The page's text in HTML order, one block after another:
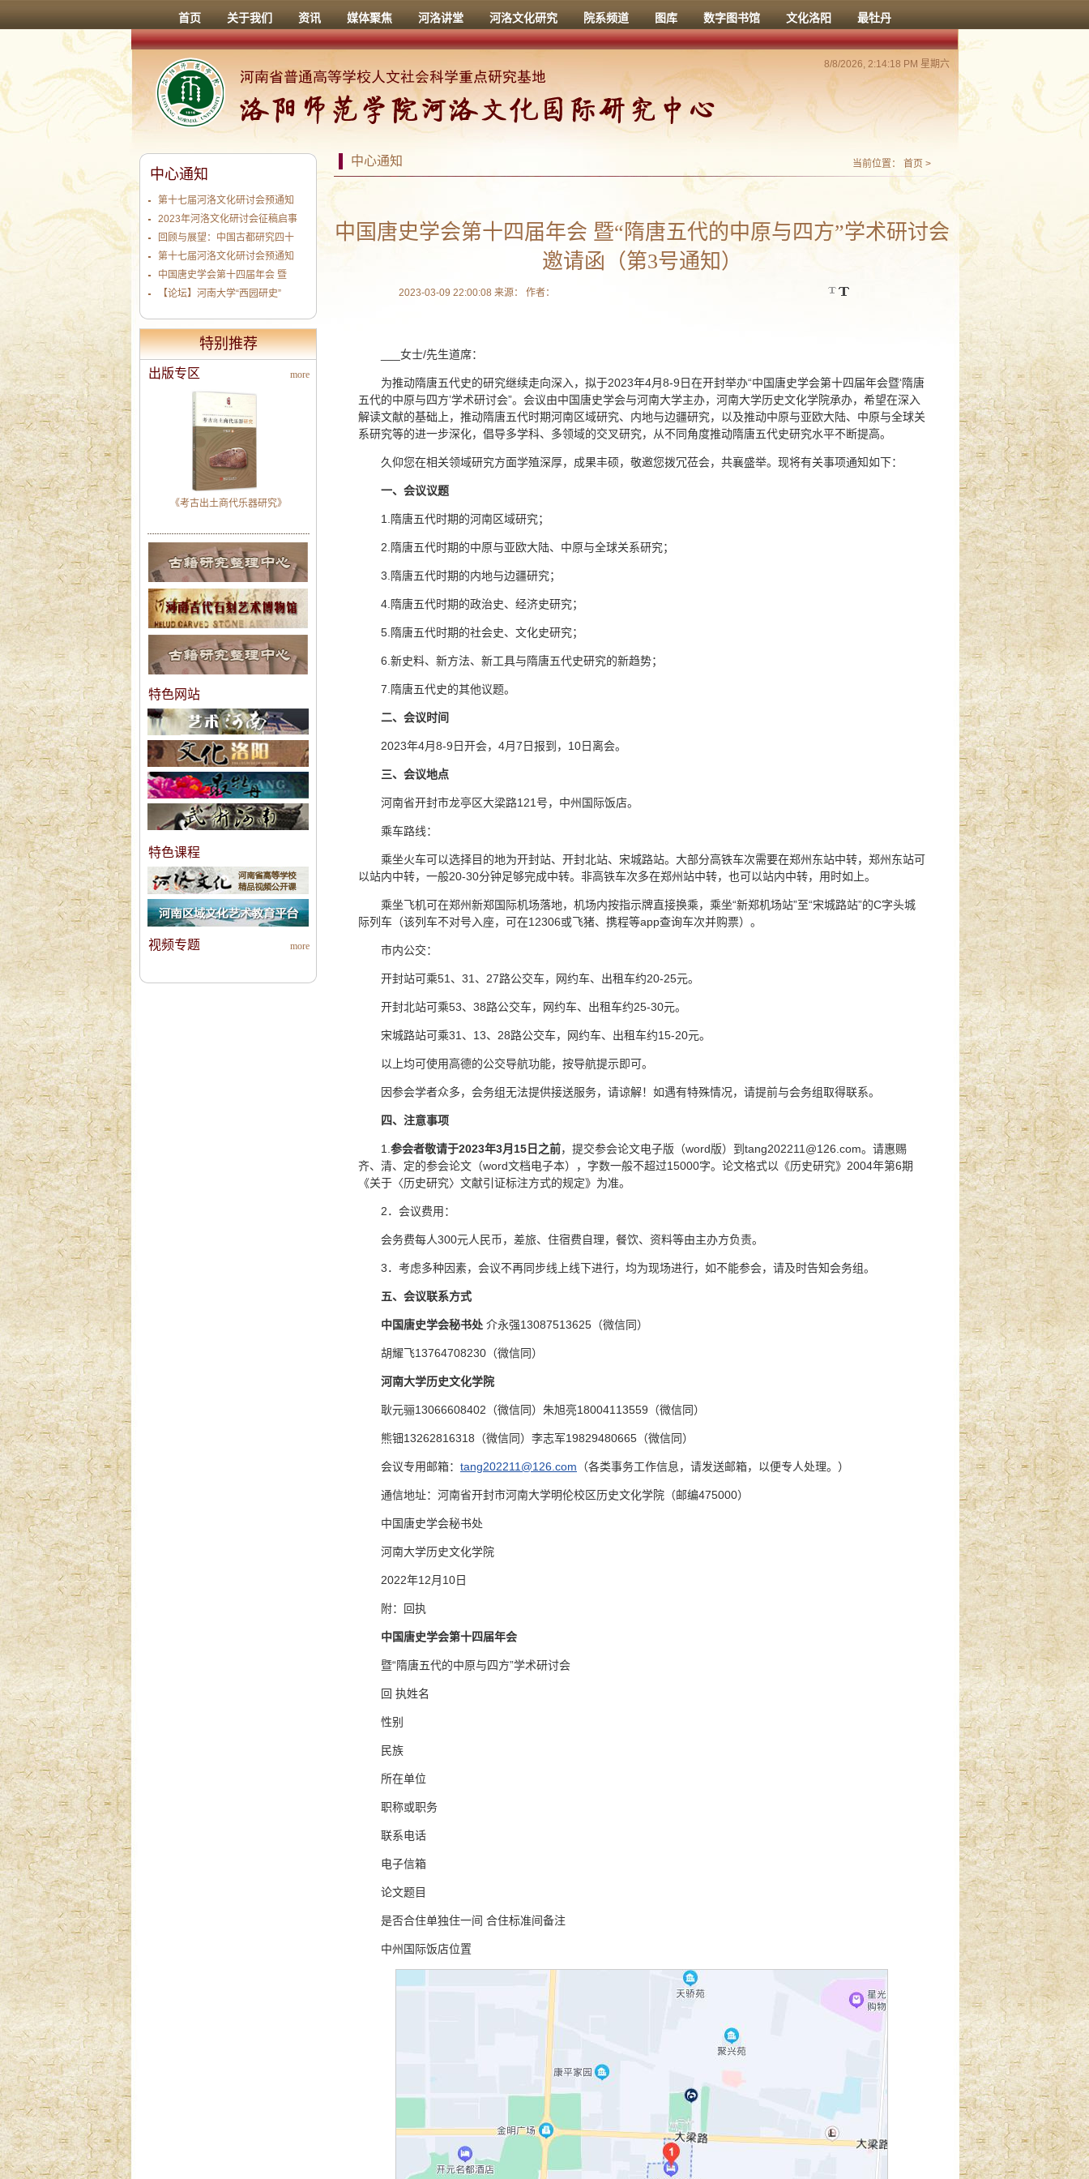
首页 关于我们 资讯 媒体聚焦 河洛讲堂 河洛文化研究 院系频道 图库 数字图书馆 文化洛阳 最牡丹
8/8/2026, 2:14:19 PM 星期六
中心通知 当前位置： 首页 >
中国唐史学会第十四届年会 暨“隋唐五代的中原与四方”学术研讨会
邀请函（第3号通知）
2023-03-09 22:00:08 来源： 作者：
___女士/先生道席：
为推动隋唐五代史的研究继续走向深入，拟于2023年4月8-9日在开封举办“中国唐史学会第十四届年会暨‘隋唐
五代的中原与四方’学术研讨会”。会议由中国唐史学会与河南大学主办，河南大学历史文化学院承办，希望在深入
解读文献的基础上，推动隋唐五代时期河南区域研究、内地与边疆研究，以及推动中原与亚欧大陆、中原与全球关
系研究等的进一步深化，倡导多学科、多领域的交叉研究，从不同角度推动隋唐五代史研究水平不断提高。
久仰您在相关领域研究方面学殖深厚，成果丰硕，敬邀您拨冗莅会，共襄盛举。现将有关事项通知如下：
一、会议议题
1.隋唐五代时期的河南区域研究；
2.隋唐五代时期的中原与亚欧大陆、中原与全球关系研究；
3.隋唐五代时期的内地与边疆研究；
4.隋唐五代时期的政治史、经济史研究；
5.隋唐五代时期的社会史、文化史研究；
6.新史料、新方法、新工具与隋唐五代史研究的新趋势；
7.隋唐五代史的其他议题。
二、会议时间
2023年4月8-9日开会，4月7日报到，10日离会。
三、会议地点
河南省开封市龙亭区大梁路121号，中州国际饭店。
乘车路线：
乘坐火车可以选择目的地为开封站、开封北站、宋城路站。大部分高铁车次需要在郑州东站中转，郑州东站可
以站内中转，一般20-30分钟足够完成中转。非高铁车次多在郑州站中转，也可以站内中转，用时如上。
乘坐飞机可在郑州新郑国际机场落地，机场内按指示牌直接换乘，乘坐“新郑机场站”至“宋城路站”的C字头城
际列车（该列车不对号入座，可在12306或飞猪、携程等app查询车次并购票）。
市内公交：
开封站可乘51、31、27路公交车，网约车、出租车约20-25元。
开封北站可乘53、38路公交车，网约车、出租车约25-30元。
宋城路站可乘31、13、28路公交车，网约车、出租车约15-20元。
以上均可使用高德的公交导航功能，按导航提示即可。
因参会学者众多，会务组无法提供接送服务，请谅解！如遇有特殊情况，请提前与会务组取得联系。
四、注意事项
1. 参会者敬请于2023年3月15 日之前，提交参会论文电子版（word版）到tang202211@126.com。请惠赐
齐、清、定的参会论文（word文档电子本），字数一般不超过15000字。论文格式以《历史研究》2004年第6期
《关于〈历史研究〉文献引证标注方式的规定》为准。
2．会议费用：
会务费每人300元人民币，差旅、住宿费自理，餐饮、资料等由主办方负责。
3．考虑多种因素，会议不再同步线上线下进行，均为现场进行，如不能参会，请及时告知会务组。
五、会议联系方式
中国唐史学会秘书处 介永强13087513625（微信同）
胡耀飞13764708230（微信同）
河南大学历史文化学院
耿元骊13066608402（微信同）朱旭亮18004113559（微信同）
熊钿13262816318（微信同）李志军19829480665（微信同）
会议专用邮箱： tang202211@126.com （各类事务工作信息，请发送邮箱，以便专人处理。）
通信地址：河南省开封市河南大学明伦校区历史文化学院（邮编475000）
中国唐史学会秘书处
河南大学历史文化学院
2022年12月10日
附：回执
中国唐史学会第十四届年会
暨“隋唐五代的中原与四方”学术研讨会
回 执姓名
性别
民族
所在单位
职称或职务
联系电话
电子信箱
论文题目
是否合住单独住一间 合住标准间备注
中州国际饭店位置
中心通知
第十七届河洛文化研讨会预通知
2023年河洛文化研讨会征稿启事
回顾与展望：中国古都研究四十
第十七届河洛文化研讨会预通知
中国唐史学会第十四届年会 暨
【论坛】河南大学“西园研史”
特别推荐
more
出版专区
《考古出土商代乐器研究》
特色网站
特色课程
more
视频专题